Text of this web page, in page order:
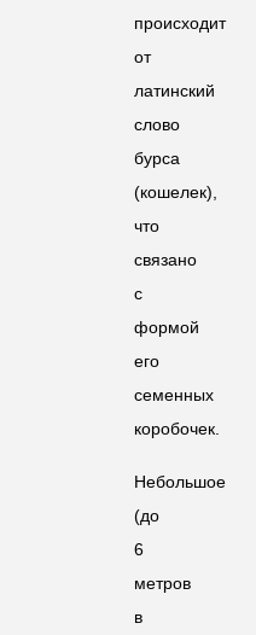
происходит
от
латинский
слово
бурса
(кошелек),
что
связано
с
формой
его
семенных
коробочек.
Небольшое
(до
6
метров
в